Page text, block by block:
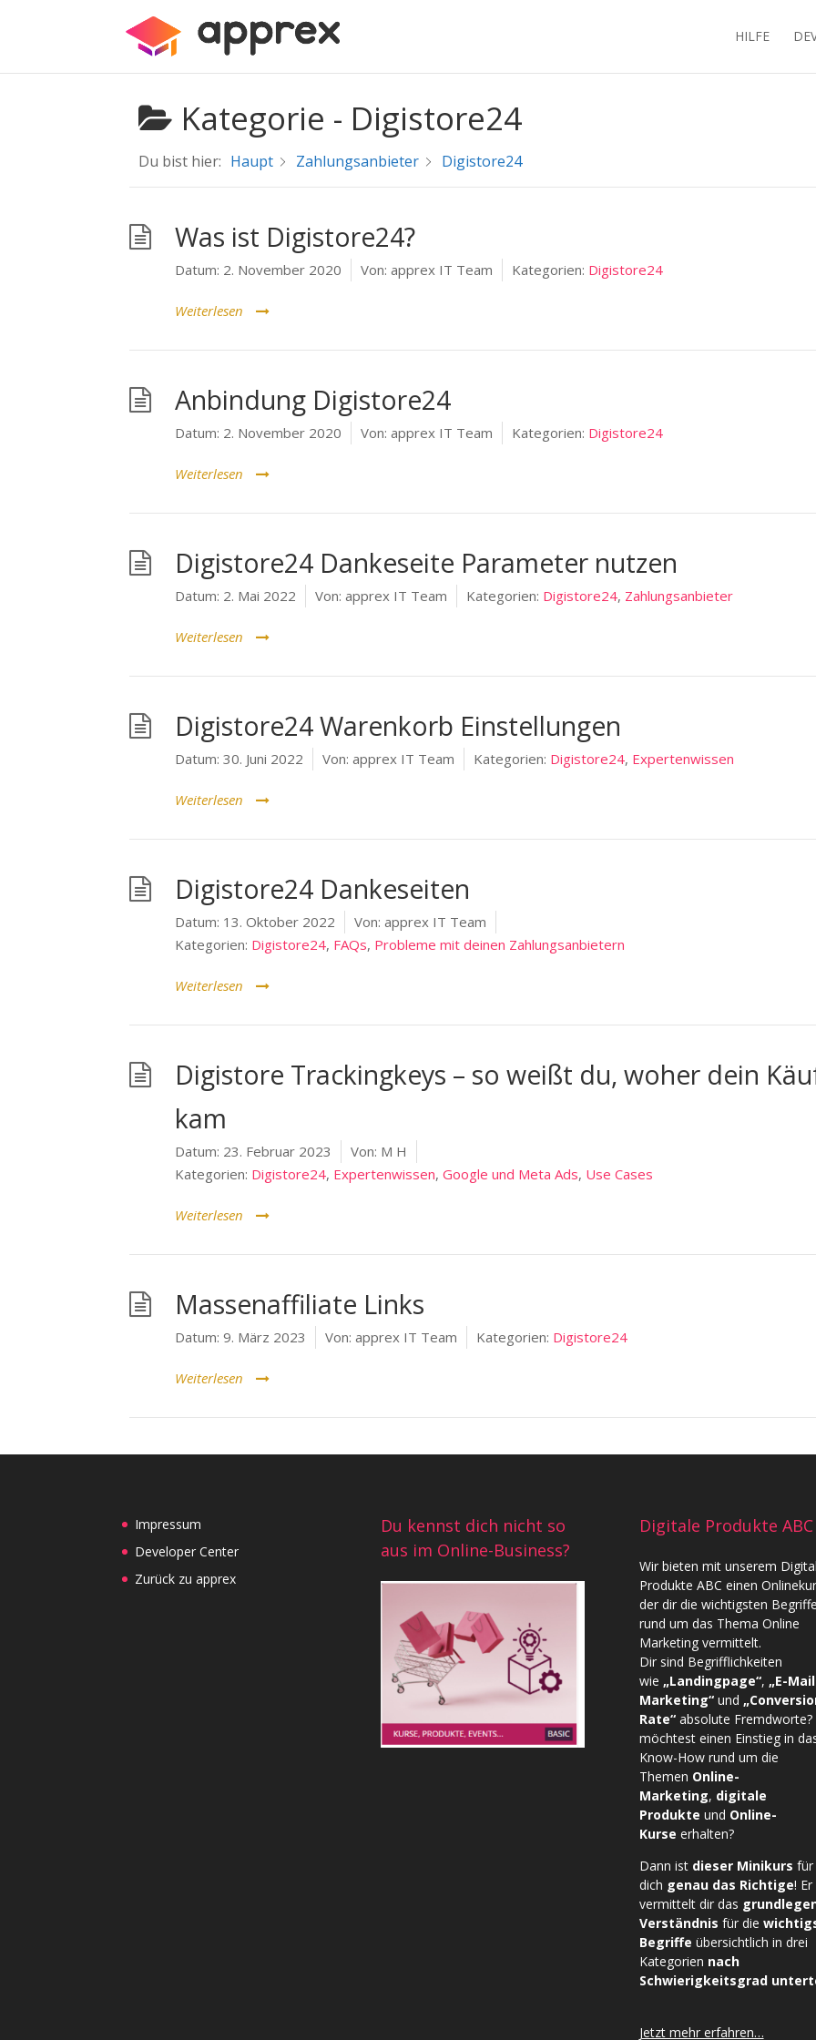
HILFE
Kategorie - Digistore24
Du bist hier: Haupt Zahlungsanbieter Digistore24
Was ist Digistore24?
Datum: 2. November 2020 Von: apprex IT Team Kategorien: Digistore24
Weiterlesen
Anbindung Digistore24
Datum: 2. November 2020 Von: apprex IT Team Kategorien: Digistore24
Weiterlesen
Digistore24 Dankeseite Parameter nutzen
Datum: 2. Mai 2022 Von: apprex IT Team Kategorien: Digistore24, Zahlungsanbieter
Weiterlesen
Digistore24 Warenkorb Einstellungen
Datum: 30. Juni 2022 Von: apprex IT Team Kategorien: Digistore24, Expertenwissen
Weiterlesen
Digistore24 Dankeseiten
Datum: 13. Oktober 2022 Von: apprex IT Team
Kategorien: Digistore24, FAQs, Probleme mit deinen Zahlungsanbietern
Weiterlesen
Digistore Trackingkeys – so weißt du, woher dein
kam
Datum: 23. Februar 2023 Von: M H
Kategorien: Digistore24, Expertenwissen, Google und Meta Ads, Use Cases
Weiterlesen
Massenaffiliate Links
Datum: 9. März 2023 Von: apprex IT Team Kategorien: Digistore24
Weiterlesen
Impressum
Developer Center
Zurück zu apprex
Du kennst dich nicht so
aus im Online-Business?
Digitale Produkte ABC
Wir bieten mit unserem
Produkte ABC einen
der dir die wichtigsten
rund um das Thema Online
Marketing vermittelt.
Dir sind Begrifflichkeiten
wie „Landingpage“, „E-Mail
Marketing“und
Rate“absolute Fremdworte?
möchtest einen Einstieg in
Know-How rund um die
Themen Online-
Marketing, digitale
Produkte und Online-
Kurse erhalten?
Dann ist dieser Minikurs für
dich genau das Richtige! Er
vermittelt dir das
Verständnis für die
Begriffe übersichtlich in drei
Kategorien nach
Schwierigkeitsgrad
Jetzt mehr erfahren…